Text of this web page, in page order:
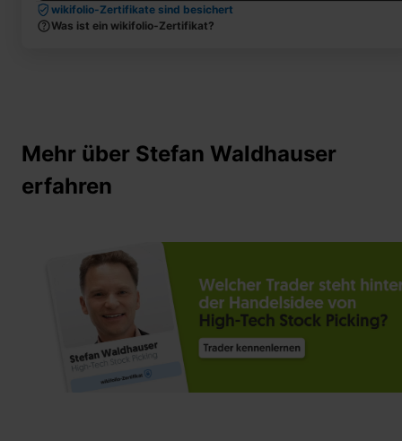
wikifolio-Zertifikate sind besichert
Was ist ein wikifolio-Zertifikat?
Mehr über Stefan Waldhauser
erfahren